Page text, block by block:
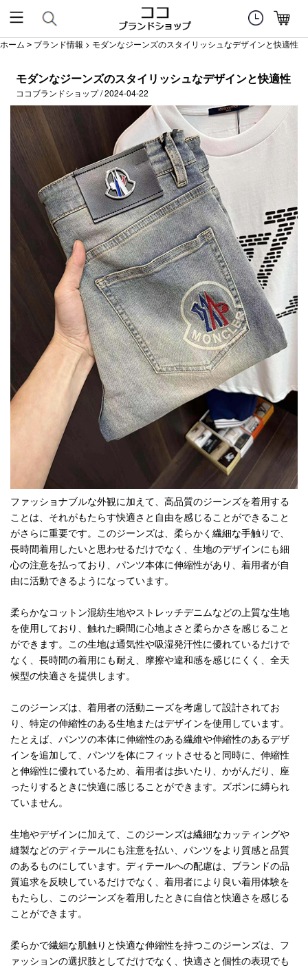
ホーム > ブランド情報 > モダンなジーンズのスタイリッシュなデザインと快適性
モダンなジーンズのスタイリッシュなデザインと快適性
ココブランドショップ / 2024-04-22
ファッショナブルな外観に加えて、高品質のジーンズを着用する
ことは、それがもたらす快適さと自由を感じることができること
がさらに重要です。このジーンズは、柔らかく繊細な手触りで、
長時間着用したいと思わせるだけでなく、生地のデザインにも細
心の注意を払っており、パンツ本体に伸縮性があり、着用者が自
由に活動できるようになっています。
柔らかなコットン混紡生地やストレッチデニムなどの上質な生地
を使用しており、触れた瞬間に心地よさと柔らかさを感じること
ができます。この生地は通気性や吸湿発汗性に優れているだけで
なく、長時間の着用にも耐え、摩擦や違和感を感じにくく、全天
候型の快適さを提供します。
このジーンズは、着用者の活動ニーズを考慮して設計されてお
り、特定の伸縮性のある生地またはデザインを使用しています。
たとえば、パンツの本体に伸縮性のある繊維や伸縮性のあるデザ
インを追加して、パンツを体にフィットさせると同時に、伸縮性
と伸縮性に優れているため、着用者は歩いたり、かがんだり、座
ったりするときに快適に感じることができます。ズボンに縛られ
ていません。
生地やデザインに加えて、このジーンズは繊細なカッティングや
縫製などのディテールにも注意を払い、パンツをより質感と品質
のあるものにしています。ディテールへの配慮は、ブランドの品
質追求を反映しているだけでなく、着用者により良い着用体験を
もたらし、このジーンズを着用したときに自信と快適さを感じる
ことができます。
柔らかで繊細な肌触りと快適な伸縮性を持つこのジーンズは、フ
ァッションの選択肢としてだけでなく、快適さと個性の表現でも